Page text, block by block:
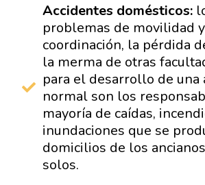
Accidentes domésticos:
problemas de movilidad y
coordinación, la pérdida
la merma de otras
para el desarrollo de una
normal son los
mayoría de caídas,
inundaciones que se
domicilios de los
solos.